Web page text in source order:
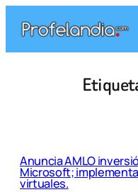
contenido
Anuncia AMLO
Microsoft;
virtuales.